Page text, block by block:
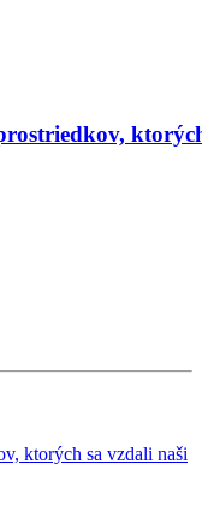
ktorých sa vzdali naši